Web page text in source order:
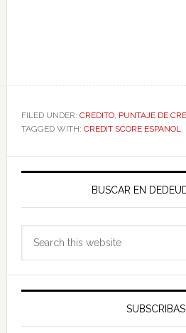
FILED UNDER: CREDITO, PUNTAJE DE
TAGGED WITH: CREDIT SCORE ESPANOL,
Primary
BUSCAR EN